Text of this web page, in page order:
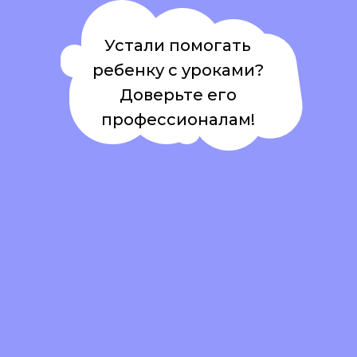
Устали помогать
ребенку с уроками?
Доверьте его
профессионалам!